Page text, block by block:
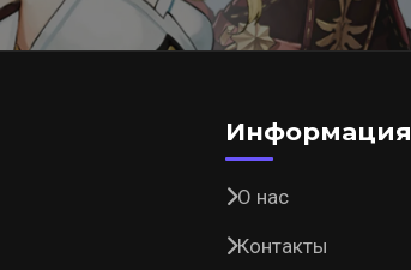
Информация
О нас
Контакты